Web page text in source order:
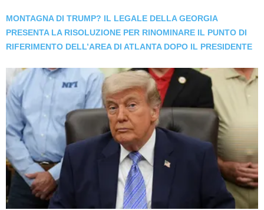
MONTAGNA DI TRUMP? IL LEGALE DELLA GEORGIA
PRESENTA LA RISOLUZIONE PER RINOMINARE IL PUNTO DI
RIFERIMENTO DELL’AREA DI ATLANTA DOPO IL PRESIDENTE